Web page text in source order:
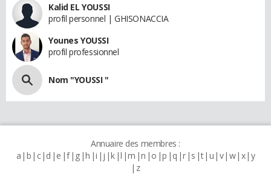
Kalid EL YOUSSI
profil personnel | GHISONACCIA
Younes YOUSSI
profil professionnel
Nom "YOUSSI "
Annuaire des membres :
a b c d e f g h i j k l m n o p q r s t u v w x y
z